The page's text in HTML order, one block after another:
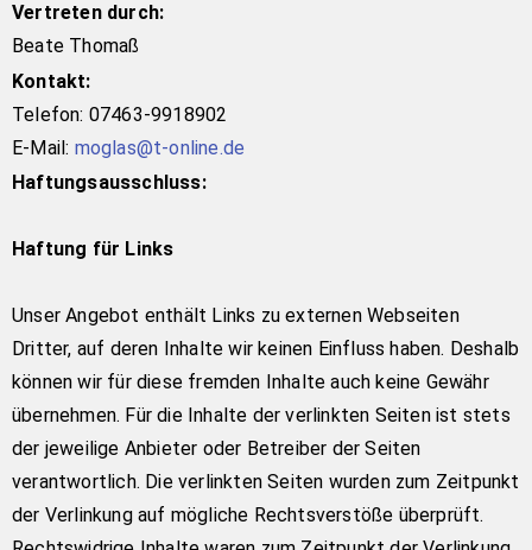
Vertreten durch:
Beate Thomaß
Kontakt:
Telefon: 07463-9918902
E-Mail: moglas@t-online.de
Haftungsausschluss:
Haftung für Links
Unser Angebot enthält Links zu externen Webseiten
Dritter, auf deren Inhalte wir keinen Einfluss haben. Deshalb
können wir für diese fremden Inhalte auch keine Gewähr
übernehmen. Für die Inhalte der verlinkten Seiten ist stets
der jeweilige Anbieter oder Betreiber der Seiten
verantwortlich. Die verlinkten Seiten wurden zum Zeitpunkt
der Verlinkung auf mögliche Rechtsverstöße überprüft.